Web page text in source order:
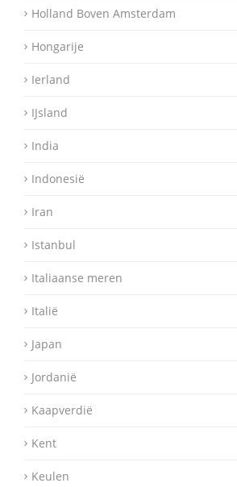
Holland Boven Amsterdam
Hongarije
Ierland
IJsland
India
Indonesië
Iran
Istanbul
Italiaanse meren
Italië
Japan
Jordanië
Kaapverdië
Kent
Keulen